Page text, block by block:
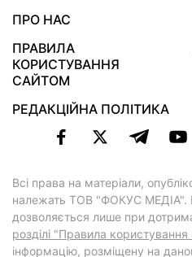
ПРО НАС
ПРАВИЛА
КОРИСТУВАННЯ
САЙТОМ
РЕДАКЦІЙНА ПОЛІТИКА
Всі права на матеріали,
належать ТОВ "ФОКУС МЕДІА".
дозволяється лише при
розділі "Правила
інформацію, розміщену на